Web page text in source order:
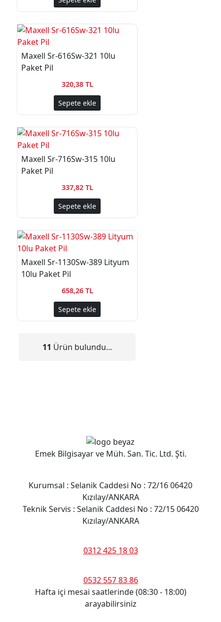
Maxell Sr-616Sw-321 10lu
Paket Pil
320,38 TL
Sepete ekle
Maxell Sr-716Sw-315 10lu
Paket Pil
337,82 TL
Sepete ekle
Maxell Sr-1130Sw-389 Lityum
10lu Paket Pil
658,26 TL
Sepete ekle
11 Ürün bulundu...
Emek Bilgisayar ve Müh. San. Tic. Ltd. Şti.
Kurumsal : Selanik Caddesi No : 72/16 06420
Kızılay/ANKARA
Teknik Servis : Selanik Caddesi No : 72/15 06420
Kızılay/ANKARA
0312 425 18 03
0532 557 83 86
Hafta içi mesai saatlerinde (08:30 - 18:00)
arayabilirsiniz